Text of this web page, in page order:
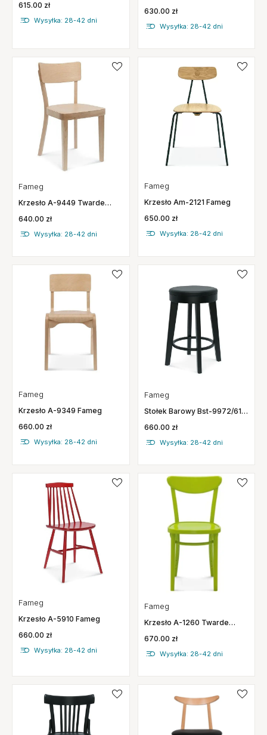
615.00 zł
Wysyłka: 28-42 dni
630.00 zł
Wysyłka: 28-42 dni
Fameg
Krzesło A-9449 Twarde
640.00 zł
Wysyłka: 28-42 dni
Fameg
Krzesło Am-2121 Fameg
650.00 zł
Wysyłka: 28-42 dni
Fameg
Krzesło A-9349 Fameg
660.00 zł
Wysyłka: 28-42 dni
Fameg
Stołek Barowy Bst-9972/61
660.00 zł
Wysyłka: 28-42 dni
Fameg
Krzesło A-5910 Fameg
660.00 zł
Wysyłka: 28-42 dni
Fameg
Krzesło A-1260 Twarde
670.00 zł
Wysyłka: 28-42 dni